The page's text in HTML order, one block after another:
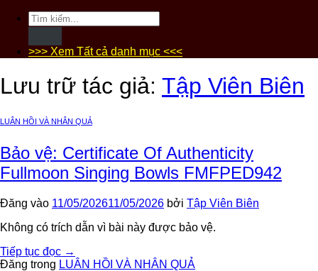
Tìm
kiếm:
>>> Xem Tất cả danh mục <<<
Lưu trữ tác giả: Tập Viên Biên
LUÂN HỒI VÀ NHÂN QUẢ
Bảo vệ: Certificate Of Authenticity
Fullmoon Singing Bowls FMFPED942
Đăng vào 11/05/202611/05/2026 bởi Tập Viên Biên
Không có trích dẫn vì bài này được bảo vệ.
Tiếp tục đọc →
Đăng trong LUÂN HỒI VÀ NHÂN QUẢ